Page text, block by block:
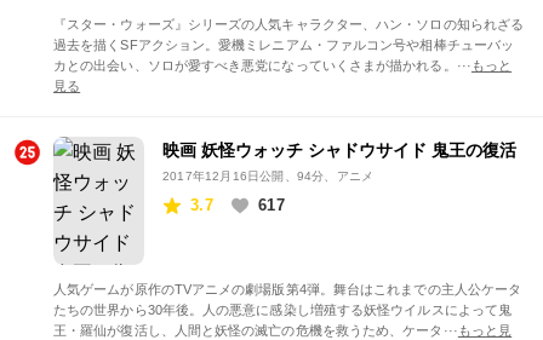
『スター・ウォーズ』シリーズの人気キャラクター、ハン・ソロの知られざる
過去を描くSFアクション。愛機ミレニアム・ファルコン号や相棒チューバッ
カとの出会い、ソロが愛すべき悪党になっていくさまが描かれる。··· もっと
見る
映画 妖怪ウォッチ シャドウサイド 鬼王の復活
2017年12月16日公開 、94分、アニメ
3.7 617
人気ゲームが原作のTVアニメの劇場版第4弾。舞台はこれまでの主人公ケータ
たちの世界から30年後。人の悪意に感染し増殖する妖怪ウイルスによって鬼
王・羅仙が復活し、人間と妖怪の滅亡の危機を救うため、ケータ··· もっと見